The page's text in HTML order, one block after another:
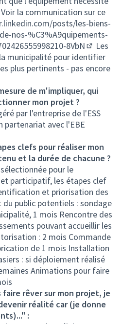
la communication sur ce
posts/les-biens-
nos-%C3%A9quipements-
8VbN
(Lien
Les
municipalité pour identifier
plus pertinents - pas encore
de m'impliquer, qui
mon projet ?
par l'entreprise de l'ESS
partenariat avec l'EBE
clefs pour réaliser mon
et la durée de chacune ?
pour le
participatif, les étapes clef
et priorisation des
public potentiels : sondage
1 mois Rencontre des
pouvant accueillir les
: 2 mois Commande
de 1 mois Installation
: si déploiement réalisé
Animations pour faire
faire rêver sur mon projet, je
réalité car (je donne
: